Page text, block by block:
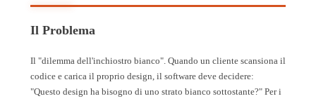
Il Problema
Il "dilemma dell'inchiostro bianco". Quando un cliente scansiona il
codice e carica il proprio design, il software deve decidere:
"Questo design ha bisogno di uno strato bianco sottostante?" Per i